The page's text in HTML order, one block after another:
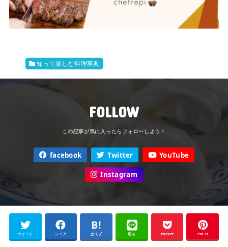
知って楽しむ料理事典
FOLLOW
facebook Twitter YouTube
Instagram
ツイート シェア はてブ 送る Pocket Pin it